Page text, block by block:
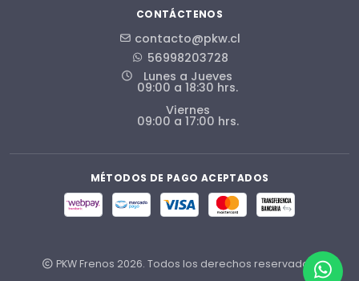
CONTÁCTENOS
contacto@pkw.cl
56998203728
Lunes a Jueves
09:00 a 18:30 hrs.
Viernes
09:00 a 17:00 hrs.
MÉTODOS DE PAGO ACEPTADOS
PKW Frenos 2026. Todos los derechos reservados.